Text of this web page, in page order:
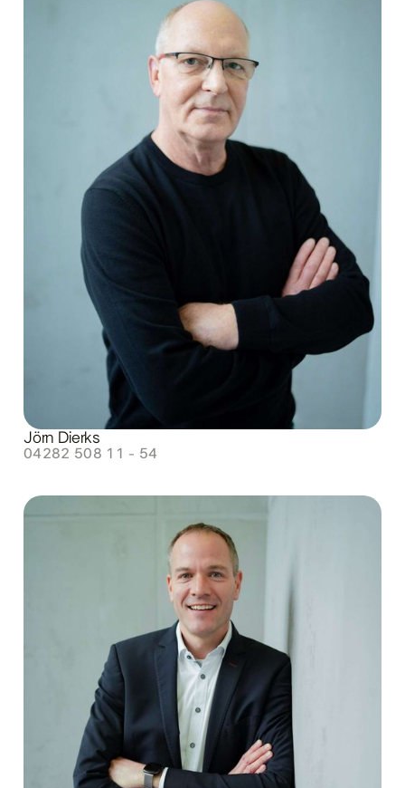
Jörn Dierks
04282 508 11 - 54